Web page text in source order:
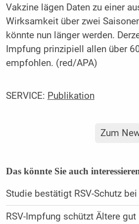
Vakzine lägen Daten zu einer
Wirksamkeit über zwei
könnte nun länger werden.
Impfung prinzipiell allen über
empfohlen. (red/APA)
SERVICE: Publikation
Zum
Das könnte Sie auch
Studie bestätigt RSV-Schutz
RSV-Impfung schützt Ältere gut